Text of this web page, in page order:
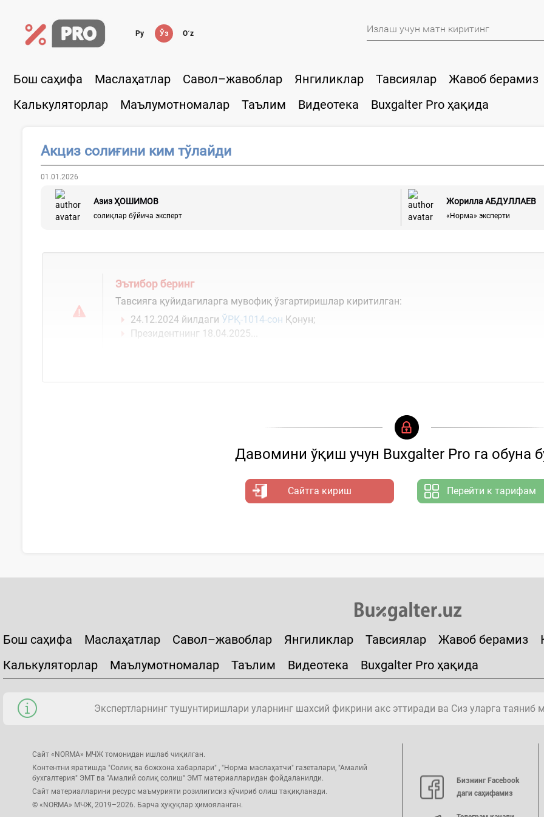
Ру Ўз Oʻz
Бош саҳифа Маслаҳатлар Савол–жавоблар Янгиликлар Тавсиялар Жавоб берамиз
Калькуляторлар
Маълумотномалар Таълим Видеотека Buxgalter Pro ҳақида
Акциз солиғини ким тўлайди
01.01.2026
Азиз ҲОШИМОВ
солиқлар бўйича эксперт
Жорилла АБДУЛЛАЕВ
«Норма» эксперти
Эътибор беринг
Тавсияга қуйидагиларга мувофиқ ўзгартиришлар киритилган:
24.12.2024 йилдаги ЎРҚ-1014-сон Қонун;
Президентнинг 18.04.2025...
Давомини ўқиш учун Buxgalter Pro га обуна
Сайтга кириш Перейти к тарифам
Бош саҳифа Маслаҳатлар Савол–жавоблар Янгиликлар Тавсиялар Жавоб берамиз
Калькуляторлар
Маълумотномалар Таълим Видеотека Buxgalter Pro ҳақида
Экспертларнинг тушунтиришлари уларнинг шахсий фикрини акс эттиради ва Сиз уларга
Сайт «NORMA» МЧЖ томонидан ишлаб чиқилган.
Контентни яратишда "Солиқ ва божхона хабарлари" , "Норма маслаҳатчи" газеталари, "Амалий
бухгалтерия" ЭМТ ва "Амалий солиқ солиш" ЭМТ материалларидан фойдаланилди.
Сайт материалларини ресурс маъмурияти розилигисиз кўчириб олиш тақиқланади.
© «NORMA» МЧЖ, 2019–2026. Барча ҳуқуқлар ҳимояланган.
Бизнинг Facebook
даги саҳифамиз